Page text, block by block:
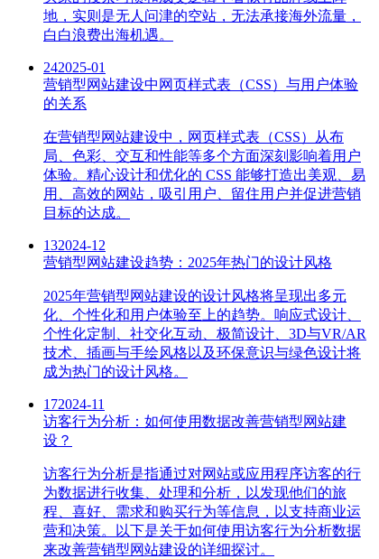
地，实则是无人问津的空站，无法承接海外流量，
白白浪费出海机遇。
242025-01
营销型网站建设中网页样式表（CSS）与用户体验
的关系
在营销型网站建设中，网页样式表（CSS）从布
局、色彩、交互和性能等多个方面深刻影响着用户
体验。精心设计和优化的 CSS 能够打造出美观、易
用、高效的网站，吸引用户、留住用户并促进营销
目标的达成。
132024-12
营销型网站建设趋势：2025年热门的设计风格
2025年营销型网站建设的设计风格将呈现出多元
化、个性化和用户体验至上的趋势。响应式设计、
个性化定制、社交化互动、极简设计、3D与VR/AR
技术、插画与手绘风格以及环保意识与绿色设计将
成为热门的设计风格。
172024-11
访客行为分析：如何使用数据改善营销型网站建
设？
访客行为分析是指通过对网站或应用程序访客的行
为数据进行收集、处理和分析，以发现他们的旅
程、喜好、需求和购买行为等信息，以支持商业运
营和决策。以下是关于如何使用访客行为分析数据
来改善营销型网站建设的详细探讨。